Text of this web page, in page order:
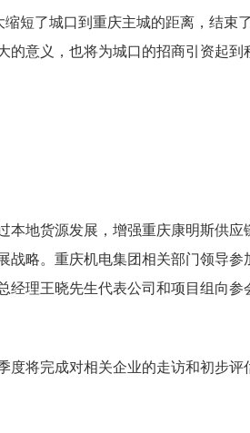
短了城口到重庆主城的距离，结束
的意义，也将为城口的招商引资起到
本地货源发展，增强重庆康明斯供应
战略。重庆机电集团相关部门领导参
经理王晓先生代表公司和项目组向参
度将完成对相关企业的走访和初步评